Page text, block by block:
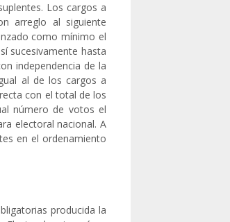
Los cargos a
arreglo al siguiente
como mínimo el
sucesivamente hasta
independencia de la
al de los cargos a
con el total de los
número de votos el
electoral nacional. A
en el ordenamiento
producida la